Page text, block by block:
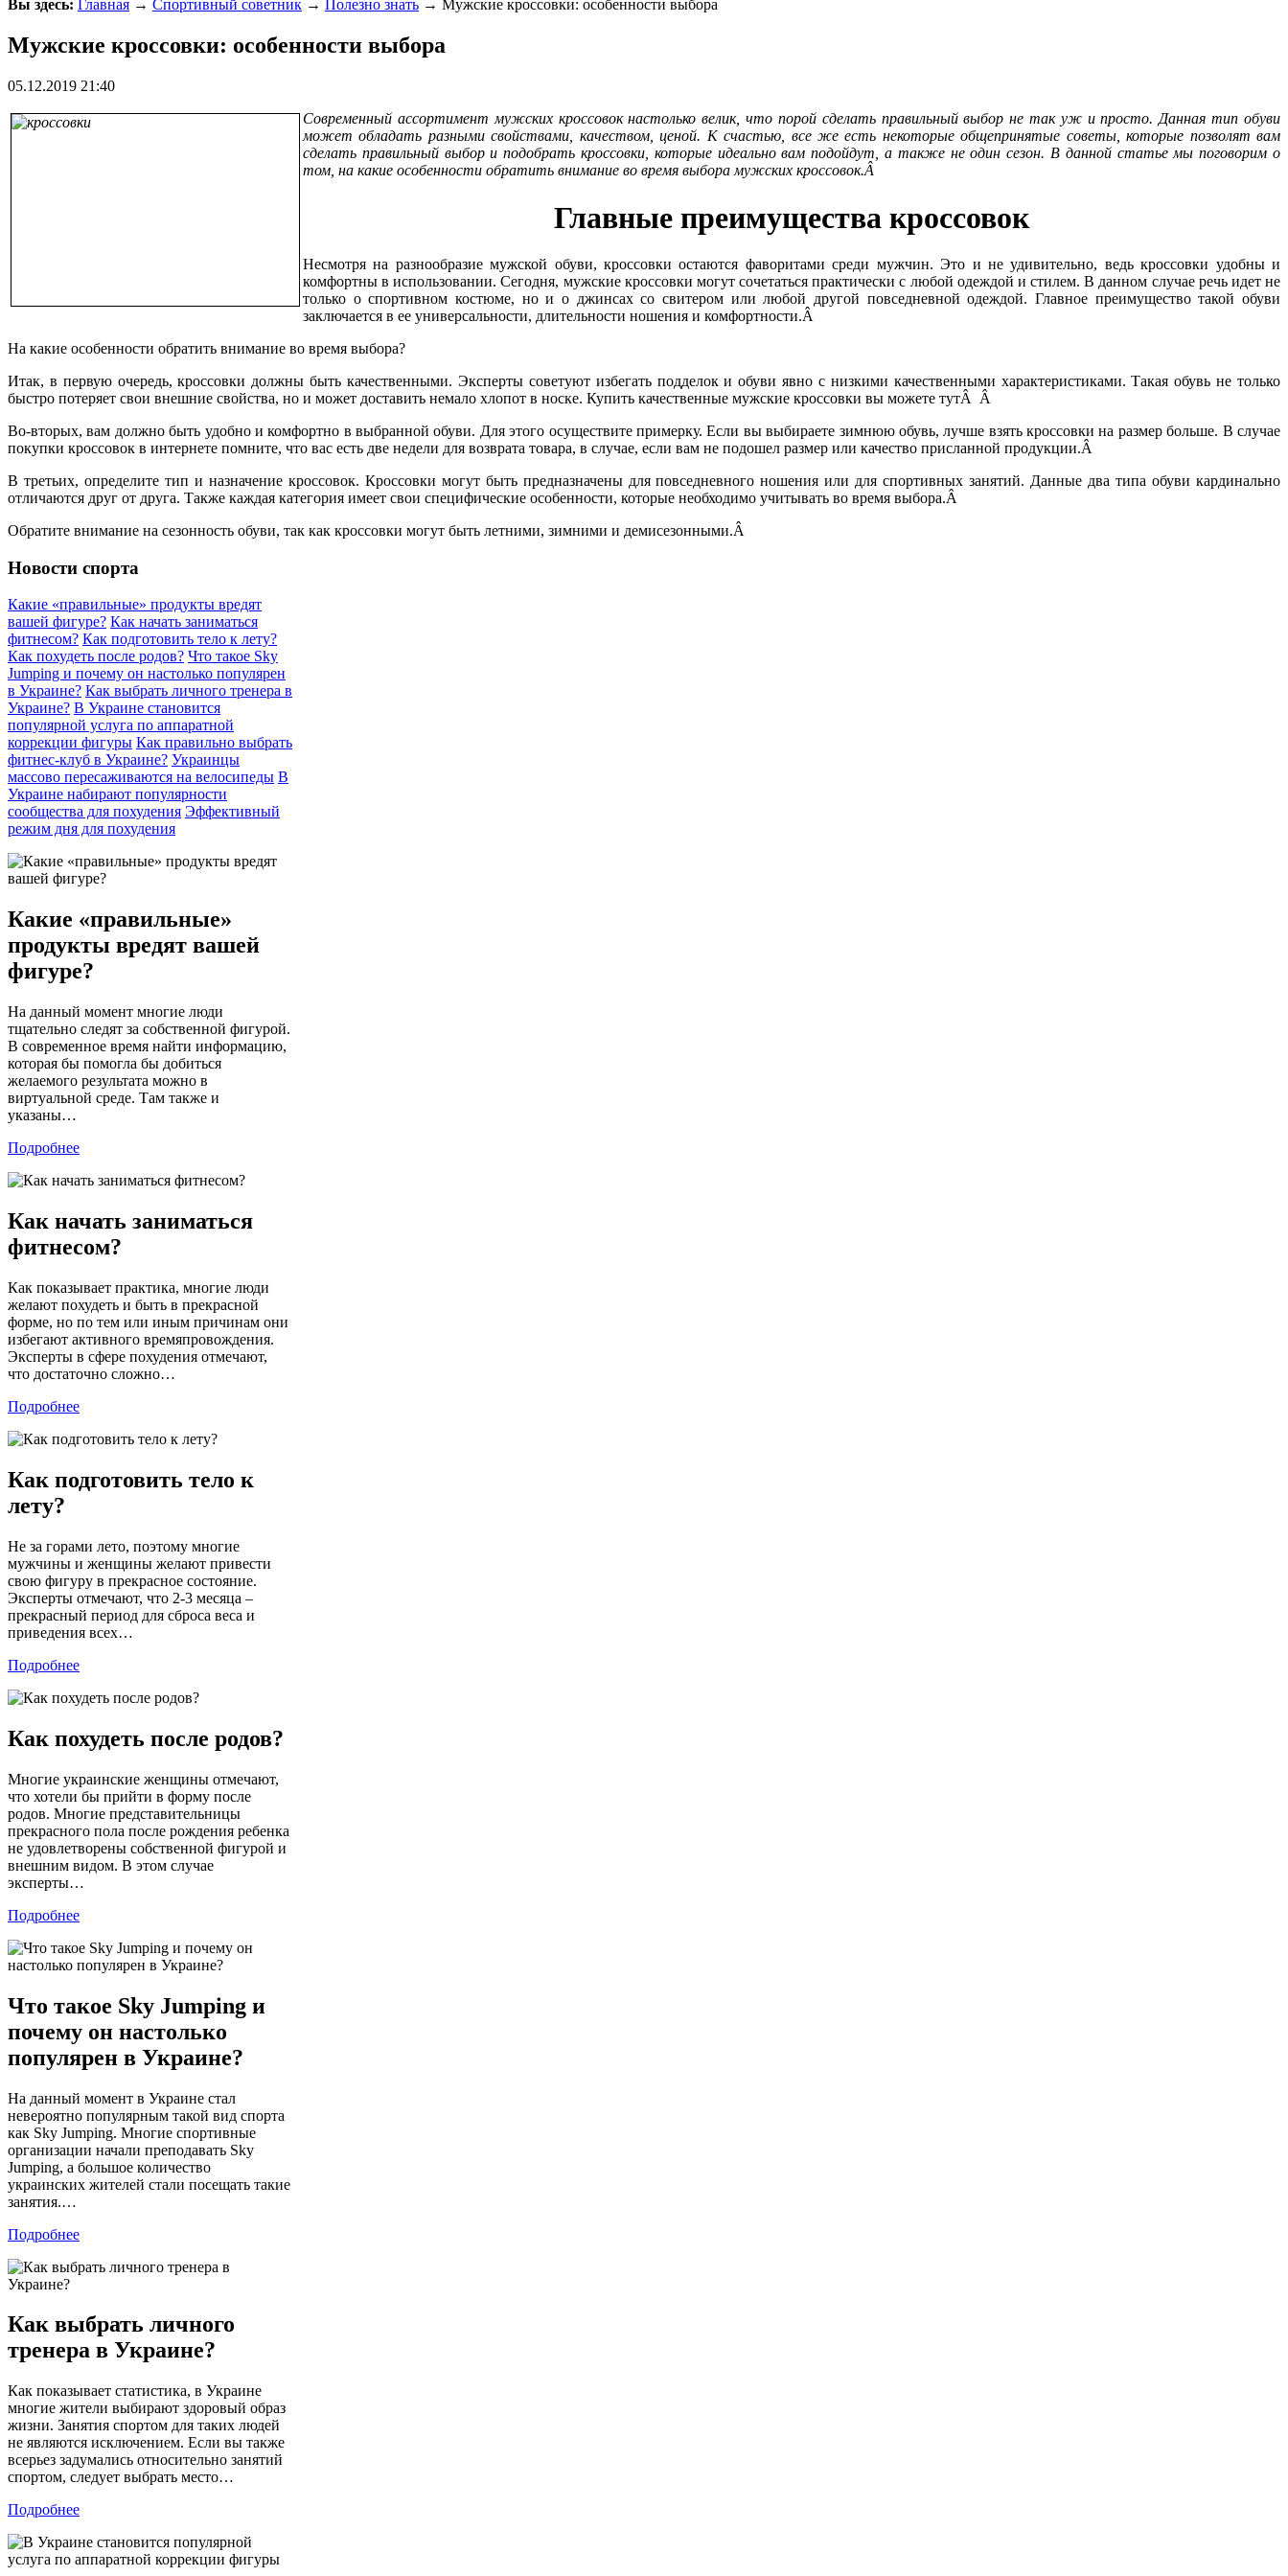
Вы здесь: Главная → Спортивный советник → Полезно знать → Мужские кроссовки: особенности выбора
Мужские кроссовки: особенности выбора
05.12.2019 21:40
Современный ассортимент мужских кроссовок настолько велик, что порой сделать правильный выбор не так уж и просто. Данная тип обуви
может обладать разными свойствами, качеством, ценой. К счастью, все же есть некоторые общепринятые советы, которые позволят вам
сделать правильный выбор и подобрать кроссовки, которые идеально вам подойдут, а также не один сезон. В данной статье мы поговорим о
том, на какие особенности обратить внимание во время выбора мужских кроссовок.Â
Главные преимущества кроссовок
Несмотря на разнообразие мужской обуви, кроссовки остаются фаворитами среди мужчин. Это и не удивительно, ведь кроссовки удобны и
комфортны в использовании. Сегодня, мужские кроссовки могут сочетаться практически с любой одеждой и стилем. В данном случае речь идет не
только о спортивном костюме, но и о джинсах со свитером или любой другой повседневной одеждой. Главное преимущество такой обуви
заключается в ее универсальности, длительности ношения и комфортности.Â
На какие особенности обратить внимание во время выбора?
Итак, в первую очередь, кроссовки должны быть качественными. Эксперты советуют избегать подделок и обуви явно с низкими качественными характеристиками. Такая обувь не только
быстро потеряет свои внешние свойства, но и может доставить немало хлопот в носке. Купить качественные мужские кроссовки вы можете тутÂ Â
Во-вторых, вам должно быть удобно и комфортно в выбранной обуви. Для этого осуществите примерку. Если вы выбираете зимнюю обувь, лучше взять кроссовки на размер больше. В случае
покупки кроссовок в интернете помните, что вас есть две недели для возврата товара, в случае, если вам не подошел размер или качество присланной продукции.Â
В третьих, определите тип и назначение кроссовок. Кроссовки могут быть предназначены для повседневного ношения или для спортивных занятий. Данные два типа обуви кардинально
отличаются друг от друга. Также каждая категория имеет свои специфические особенности, которые необходимо учитывать во время выбора.Â
Обратите внимание на сезонность обуви, так как кроссовки могут быть летними, зимними и демисезонными.Â
Новости спорта
Какие «правильные» продукты вредят
вашей фигуре? Как начать заниматься
фитнесом? Как подготовить тело к лету?
Как похудеть после родов? Что такое Sky
Jumping и почему он настолько популярен
в Украине? Как выбрать личного тренера в
Украине? В Украине становится
популярной услуга по аппаратной
коррекции фигуры Как правильно выбрать
фитнес-клуб в Украине? Украинцы
массово пересаживаются на велосипеды В
Украине набирают популярности
сообщества для похудения Эффективный
режим дня для похудения
Какие «правильные»
продукты вредят вашей
фигуре?
На данный момент многие люди
тщательно следят за собственной фигурой.
В современное время найти информацию,
которая бы помогла бы добиться
желаемого результата можно в
виртуальной среде. Там также и
указаны…
Подробнее
Как начать заниматься
фитнесом?
Как показывает практика, многие люди
желают похудеть и быть в прекрасной
форме, но по тем или иным причинам они
избегают активного времяпровождения.
Эксперты в сфере похудения отмечают,
что достаточно сложно…
Подробнее
Как подготовить тело к
лету?
Не за горами лето, поэтому многие
мужчины и женщины желают привести
свою фигуру в прекрасное состояние.
Эксперты отмечают, что 2-3 месяца –
прекрасный период для сброса веса и
приведения всех…
Подробнее
Как похудеть после родов?
Многие украинские женщины отмечают,
что хотели бы прийти в форму после
родов. Многие представительницы
прекрасного пола после рождения ребенка
не удовлетворены собственной фигурой и
внешним видом. В этом случае
эксперты…
Подробнее
Что такое Sky Jumping и
почему он настолько
популярен в Украине?
На данный момент в Украине стал
невероятно популярным такой вид спорта
как Sky Jumping. Многие спортивные
организации начали преподавать Sky
Jumping, а большое количество
украинских жителей стали посещать такие
занятия.…
Подробнее
Как выбрать личного
тренера в Украине?
Как показывает статистика, в Украине
многие жители выбирают здоровый образ
жизни. Занятия спортом для таких людей
не являются исключением. Если вы также
всерьез задумались относительно занятий
спортом, следует выбрать место…
Подробнее